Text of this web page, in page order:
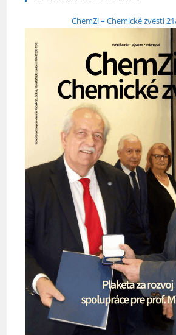
ChemZi – Chemické zvesti